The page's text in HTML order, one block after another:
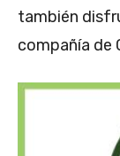
también
compañía de